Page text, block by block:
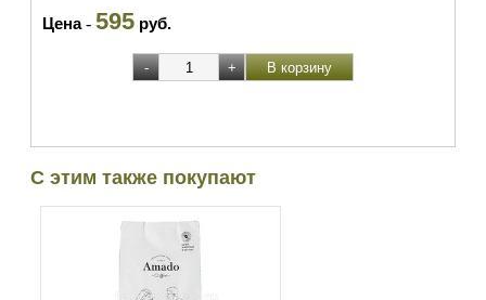
Цена- 595 руб.
С этим также покупают